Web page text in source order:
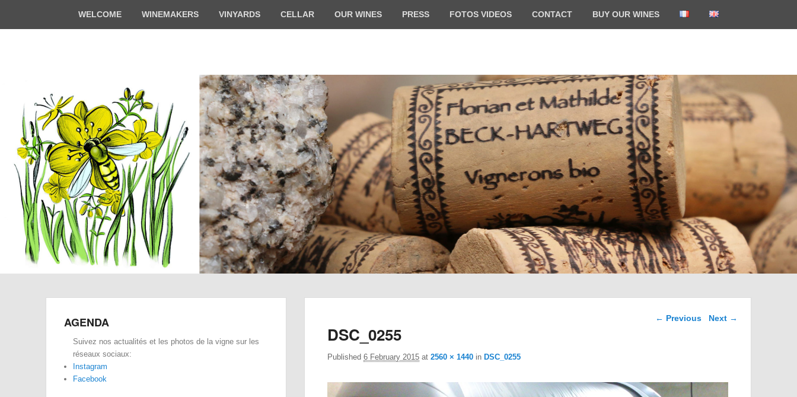
WELCOME WINEMAKERS VINYARDS CELLAR OUR WINES PRESS FOTOS VIDEOS CONTACT BUY OUR WINES
Organic winemakers in Alsace
Image navigation
← Previous Next →
DSC_0255
Published 6 February 2015 at 2560 × 1440 in DSC_0255
AGENDA
Suivez nos actualités et les photos de la vigne sur les
réseaux sociaux:
Instagram
Facebook